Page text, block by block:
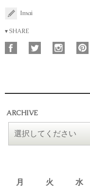
Imai
▾ SHARE
ARCHIVE
月
火 水